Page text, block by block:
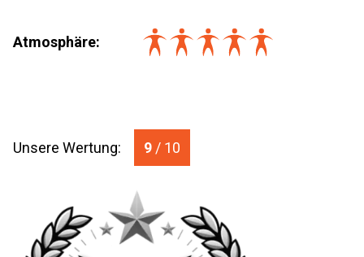
Atmosphäre:
Unsere Wertung: 9 / 10